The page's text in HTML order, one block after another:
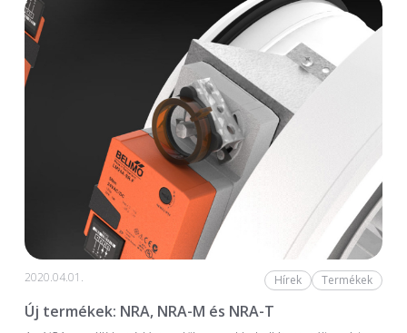
2020.04.01. Hírek Termékek
Új termékek: NRA, NRA-M és NRA-T